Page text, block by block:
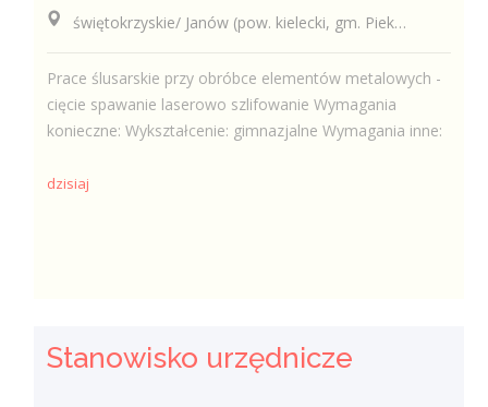
świętokrzyskie/ Janów (pow. kielecki, gm. Piekoszów), Janów
Prace ślusarskie przy obróbce elementów metalowych -
cięcie spawanie laserowo szlifowanie Wymagania
konieczne: Wykształcenie: gimnazjalne Wymagania inne:
dzisiaj
Stanowisko urzędnicze